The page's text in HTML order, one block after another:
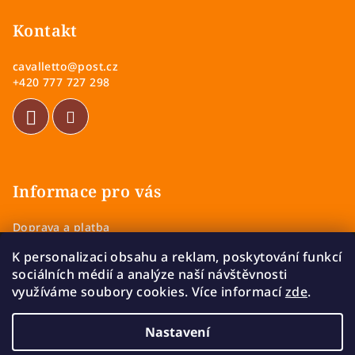
K personalizaci obsahu a reklam, poskytování funkcí
sociálních médií a analýze naší návštěvnosti
využíváme soubory cookies. Více informacízde.
Nastavení
Kontakt
cavalletto@post.cz
+420 777 727 298
Informace pro vás
Doprava a platba
Zásady ochrany osobních údajů
Vrácení a výměna zboží